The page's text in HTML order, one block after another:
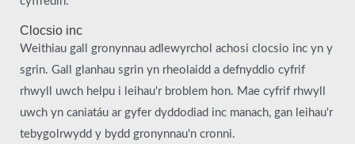
Clocsio inc
Weithiau gall gronynnau adlewyrchol achosi clocsio inc yn y
sgrin. Gall glanhau sgrin yn rheolaidd a defnyddio cyfrif
rhwyll uwch helpu i leihau'r broblem hon. Mae cyfrif rhwyll
uwch yn caniatáu ar gyfer dyddodiad inc manach, gan leihau'r
tebygolrwydd y bydd gronynnau'n cronni.